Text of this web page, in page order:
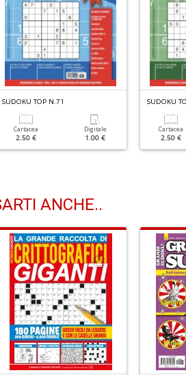
SUDOKU TOP N.71
Cartacea
2.50 €
Digitale
1.00 €
SUDOKU
Cartacea
2.50 €
ANCHE..